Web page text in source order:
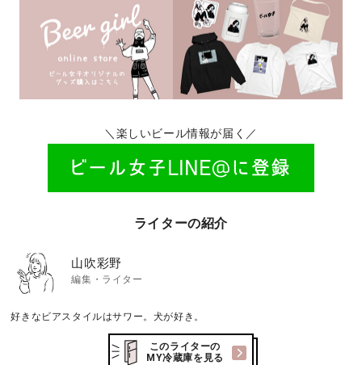
＼楽しいビール情報が届く／
ライターの紹介
山吹彩野
編集・ライター
好きなビアスタイルはサワー。犬が好き。
このライターの
MY冷蔵庫を見る